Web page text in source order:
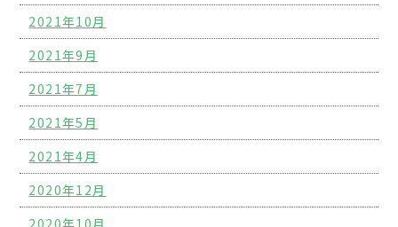
2021年10月
2021年9月
2021年7月
2021年5月
2021年4月
2020年12月
2020年10月